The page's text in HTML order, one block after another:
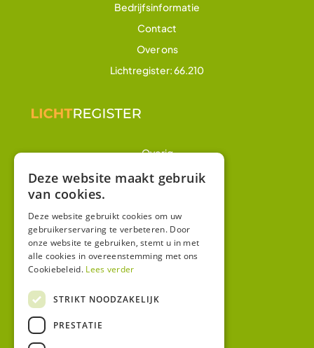
Bedrijfsinformatie
Contact
Over ons
Lichtregister: 66.210
Overig
Winkel
Algemene voorwaarden
Privacy
Bezoekadres:
Deze website maakt gebruik
van cookies.
Deze website gebruikt cookies om uw
gebruikerservaring te verbeteren. Door
onze website te gebruiken, stemt u in met
alle cookies in overeenstemming met ons
Cookiebeleid. Lees verder
STRIKT NOODZAKELIJK
PRESTATIE